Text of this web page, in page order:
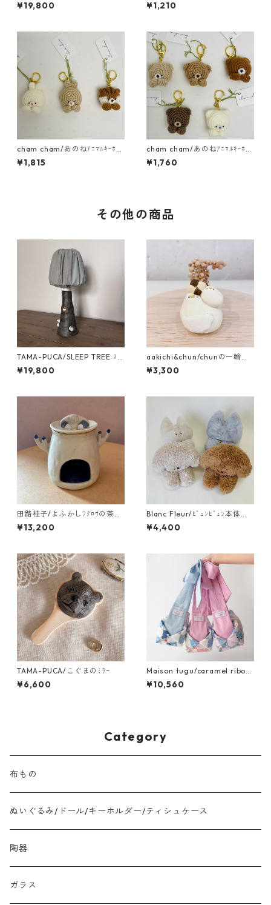
¥19,800 ¥1,210
cham cham/あのねｱﾆﾏﾙｷｰﾎﾙ
ﾀﾞｰ（うさぎ・りす）
¥1,815
cham cham/あのねｱﾆﾏﾙｷｰﾎﾙ
ﾀﾞｰ（くま）
¥1,760
その他の商品
TAMA-PUCA/SLEEP TREE ｽﾀ
ﾝﾄﾞﾗﾝﾌﾟ
¥19,800
aakichi&chun/chunの一輪挿
し ｸｯｷｰ
¥3,300
田路桂子/よふかしﾌｸﾛｳの茶香
炉
¥13,200
Blanc Fleur/ﾋﾞｭﾝﾋﾞｭﾝ本体
（大）
¥4,400
TAMA-PUCA/こぐまのﾐﾗｰ
¥6,600
Maison tugu/caramel ribon
bag
¥10,560
Category
布もの
ぬいぐるみ/ドール/キーホルダー/ティシュケース
陶器
ガラス